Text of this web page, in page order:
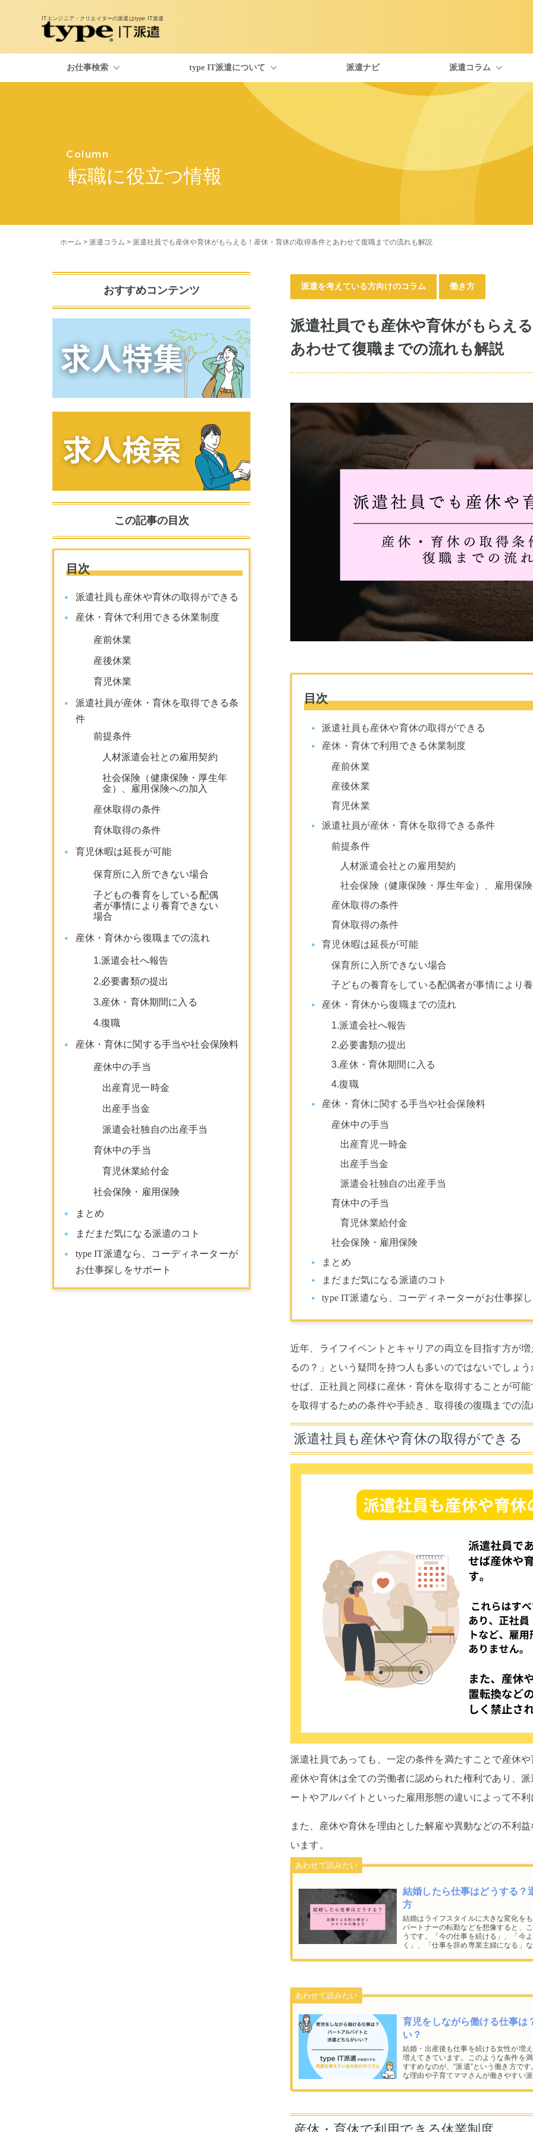
ITエンジニア・クリエイターの派遣はtype IT派遣
お仕事検索
自分にぴったりな職種を探す
一覧から探す
求人特集
type IT派遣について
type IT派遣が選ばれる理由
面談について
お仕事開始までの流れ
社員紹介
福利厚生について
派遣の働き方
よ
派遣ナビ 派遣コラム
エンジニアに役立つトピックス
IT・Webの資格
派遣を考えている人向けのコラム
Column
転職に役立つ情報
ホーム > 派遣コラム > 派遣社員でも産休や育休がもらえる！産休・育休の取得条件とあわせて復職までの流れも解説
おすすめコンテンツ
この記事の目次
目次
派遣社員も産休や育休の取得ができる
産休・育休で利用できる休業制度
産前休業
産後休業
育児休業
派遣社員が産休・育休を取得できる条
件
前提条件
人材派遣会社との雇用契約
社会保険（健康保険・厚生年
金）、雇用保険への加入
産休取得の条件
育休取得の条件
育児休暇は延長が可能
保育所に入所できない場合
子どもの養育をしている配偶
者が事情により養育できない
場合
産休・育休から復職までの流れ
1.派遣会社へ報告
2.必要書類の提出
3.産休・育休期間に入る
4.復職
産休・育休に関する手当や社会保険料
産休中の手当
出産育児一時金
出産手当金
派遣会社独自の出産手当
育休中の手当
育児休業給付金
社会保険・雇用保険
まとめ
まだまだ気になる派遣のコト
type IT派遣なら、コーディネーターが
お仕事探しをサポート
派遣を考えている方向けのコラム 働き方
派遣社員でも産休や育休がもらえ
あわせて復職までの流れも解説
目次
派遣社員も産休や育休の取得ができる
産休・育休で利用できる休業制度
産前休業
産後休業
育児休業
派遣社員が産休・育休を取得できる条件
前提条件
人材派遣会社との雇用契約
社会保険（健康保険・厚生年金）、雇用保
産休取得の条件
育休取得の条件
育児休暇は延長が可能
保育所に入所できない場合
子どもの養育をしている配偶者が事情により
産休・育休から復職までの流れ
1.派遣会社へ報告
2.必要書類の提出
3.産休・育休期間に入る
4.復職
産休・育休に関する手当や社会保険料
産休中の手当
出産育児一時金
出産手当金
派遣会社独自の出産手当
育休中の手当
育児休業給付金
社会保険・雇用保険
まとめ
まだまだ気になる派遣のコト
type IT派遣なら、コーディネーターがお仕事探
近年、ライフイベントとキャリアの両立を目指す方が
るの？」という疑問を持つ人も多いのではないでしょ
せば、正社員と同様に産休・育休を取得することが可
を取得するための条件や手続き、取得後の復職までの
派遣社員も産休や育休の取得ができる
派遣社員であっても、一定の条件を満たすことで産休
産休や育休は全ての労働者に認められた権利であり、
ートやアルバイトといった雇用形態の違いによって不利
また、産休や育休を理由とした解雇や異動などの不利
います。
結婚したら仕事はどうする？
方
結婚はライフスタイルに大きな変化を
パートナーの転勤などを想像すると、
うです。「今の仕事を続ける」、「今
く」、「仕事を辞め専業主婦になる」
育児をしながら働ける仕事は
い？
結婚・出産後も仕事を続ける女性が増
増えてきています。このような条件を
すすめなのが、“派遣”という働き方で
な理由や子育てママさんが働きやすい